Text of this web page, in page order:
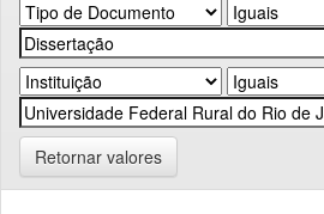
Retornar valores